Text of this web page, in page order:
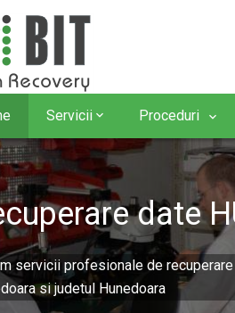
Servicii Proceduri
date
servicii profesionale de
si judetul Hunedoara